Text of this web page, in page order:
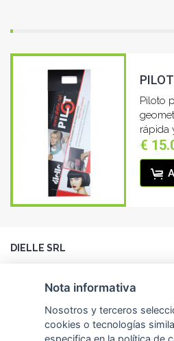
PILOT
Piloto
rápida
€
DIELLE SRL
ACCOUNT
ATENCIÓN AL CLIENTE
Nota informativa
Nosotros y terceros
cookies o tecnologías
especifica en la política de